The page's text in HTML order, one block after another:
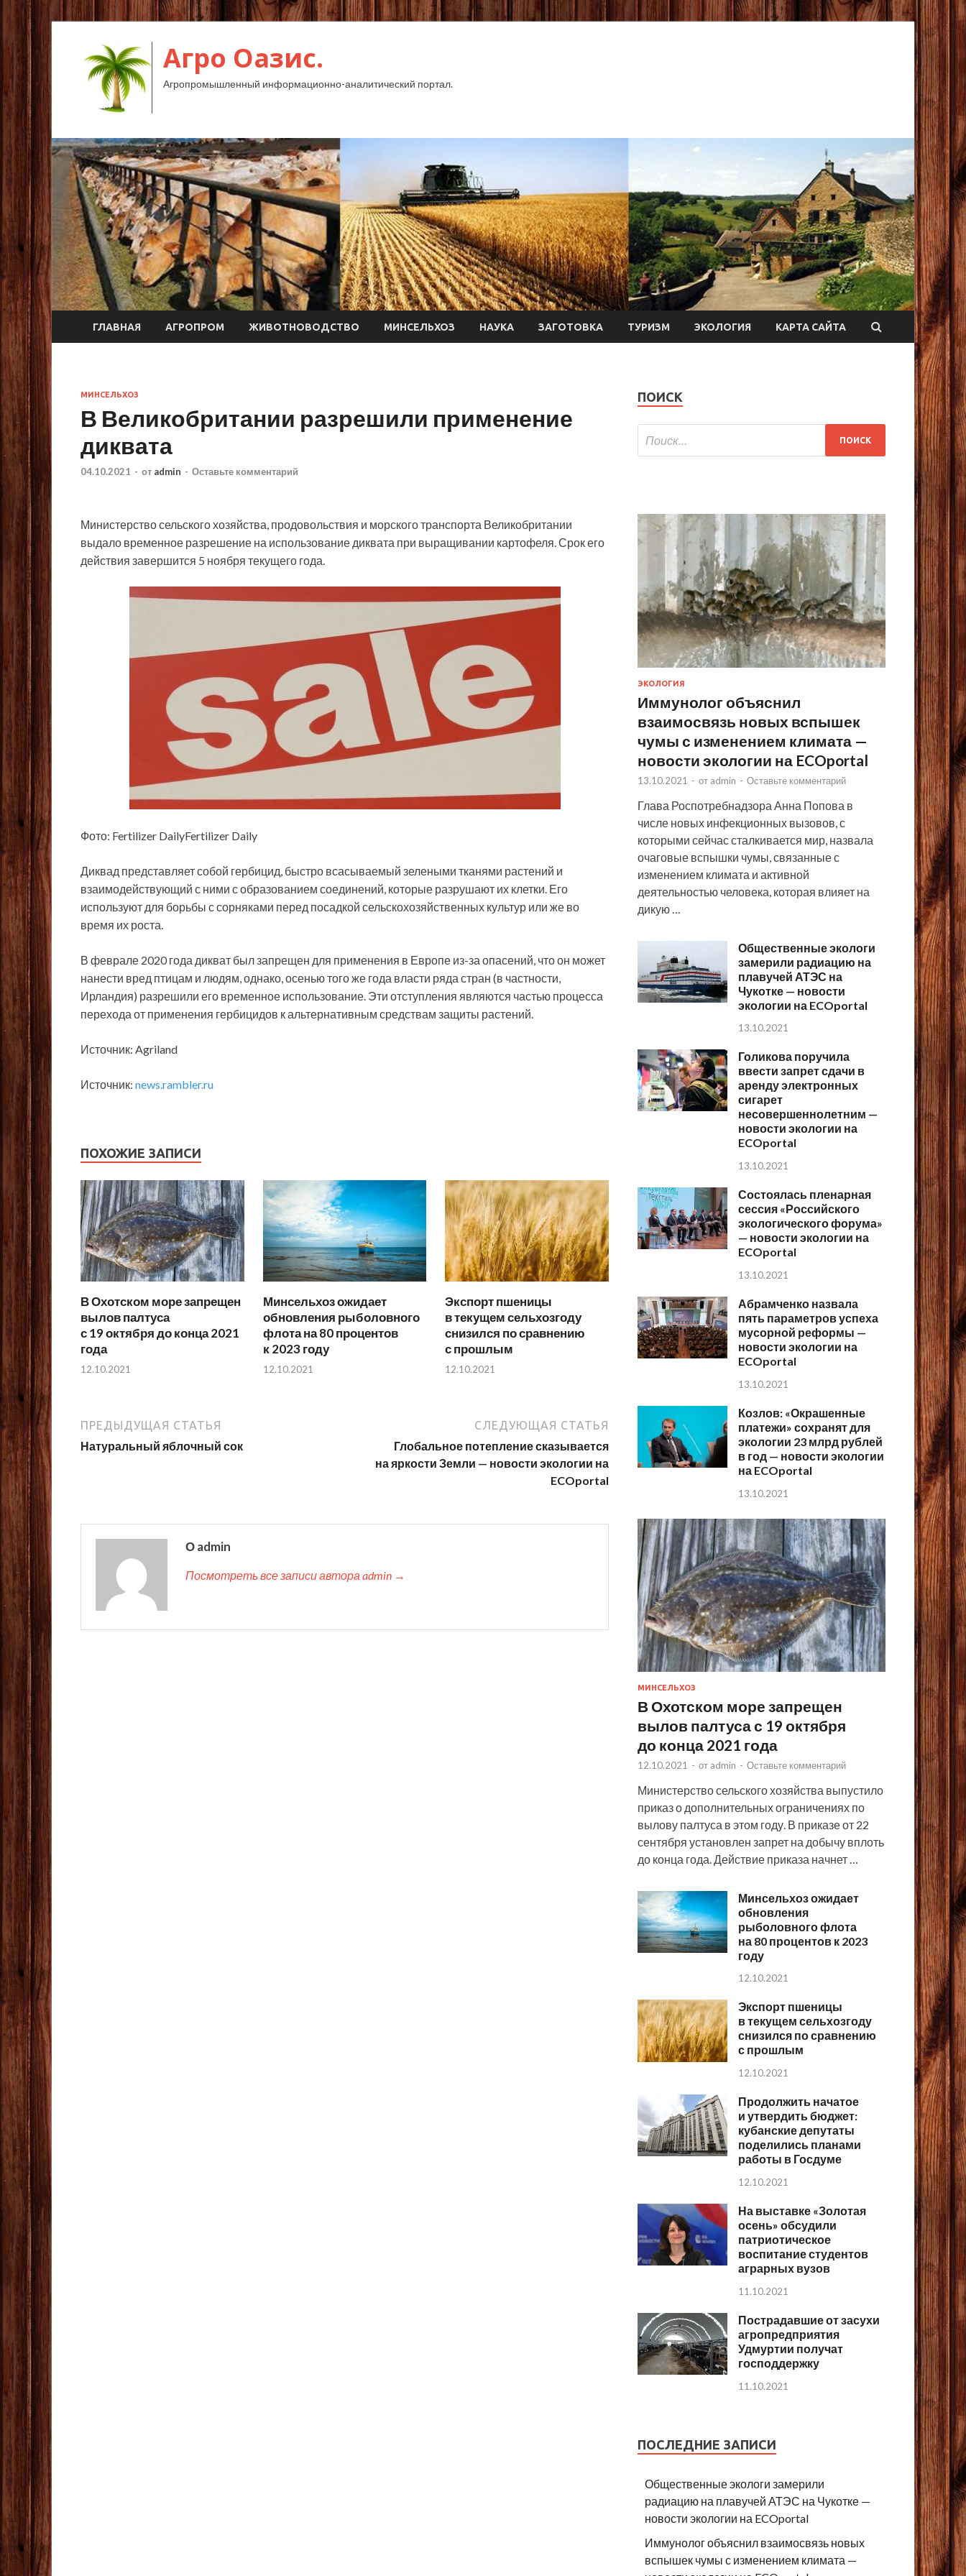
Агро Оазис.
Агропромышленный информационно-аналитический портал.
ГЛАВНАЯ АГРОПРОМ ЖИВОТНОВОДСТВО МИНСЕЛЬХОЗ НАУКА ЗАГОТОВКА ТУРИЗМ ЭКОЛОГИЯ КАРТА САЙТА
МИНСЕЛЬХОЗ
В Великобритании разрешили применение
диквата
04.10.2021 - от admin - Оставьте комментарий
Министерство сельского хозяйства, продовольствия и морского транспорта Великобритании
выдало временное разрешение на использование диквата при выращивании картофеля. Срок его
действия завершится 5 ноября текущего года.
Фото: Fertilizer DailyFertilizer Daily
Диквад представляет собой гербицид, быстро всасываемый зелеными тканями растений и
взаимодействующий с ними с образованием соединений, которые разрушают их клетки. Его
используют для борьбы с сорняками перед посадкой сельскохозяйственных культур или же во
время их роста.
В феврале 2020 года дикват был запрещен для применения в Европе из-за опасений, что он может
нанести вред птицам и людям, однако, осенью того же года власти ряда стран (в частности,
Ирландия) разрешили его временное использование. Эти отступления являются частью процесса
перехода от применения гербицидов к альтернативным средствам защиты растений.
Источник: Agriland
Источник: news.rambler.ru
ПОХОЖИЕ ЗАПИСИ
В Охотском море запрещен
вылов палтуса
с 19 октября до конца 2021
года
12.10.2021
Минсельхоз ожидает
обновления рыболовного
флота на 80 процентов
к 2023 году
12.10.2021
Экспорт пшеницы
в текущем сельхозгоду
снизился по сравнению
с прошлым
12.10.2021
ПРЕДЫДУЩАЯ СТАТЬЯ
Натуральный яблочный сок
СЛЕДУЮЩАЯ СТАТЬЯ
Глобальное потепление сказывается
на яркости Земли — новости экологии на
ECOportal
О admin
Посмотреть все записи автора admin →
ПОИСК
ЭКОЛОГИЯ
Иммунолог объяснил
взаимосвязь новых вспышек
чумы с изменением климата —
новости экологии на ECOportal
13.10.2021 - от admin - Оставьте комментарий
Глава Роспотребнадзора Анна Попова в
числе новых инфекционных вызовов, с
которыми сейчас сталкивается мир, назвала
очаговые вспышки чумы, связанные с
изменением климата и активной
деятельностью человека, которая влияет на
дикую …
Общественные экологи
замерили радиацию на
плавучей АТЭС на
Чукотке — новости
экологии на ECOportal
13.10.2021
Голикова поручила
ввести запрет сдачи в
аренду электронных
сигарет
несовершеннолетним —
новости экологии на
ECOportal
13.10.2021
Состоялась пленарная
сессия «Российского
экологического форума»
— новости экологии на
ECOportal
13.10.2021
Абрамченко назвала
пять параметров успеха
мусорной реформы —
новости экологии на
ECOportal
13.10.2021
Козлов: «Окрашенные
платежи» сохранят для
экологии 23 млрд рублей
в год — новости экологии
на ECOportal
13.10.2021
МИНСЕЛЬХОЗ
В Охотском море запрещен
вылов палтуса с 19 октября
до конца 2021 года
12.10.2021 - от admin - Оставьте комментарий
Министерство сельского хозяйства выпустило
приказ о дополнительных ограничениях по
вылову палтуса в этом году. В приказе от 22
сентября установлен запрет на добычу вплоть
до конца года. Действие приказа начнет …
Минсельхоз ожидает
обновления
рыболовного флота
на 80 процентов к 2023
году
12.10.2021
Экспорт пшеницы
в текущем сельхозгоду
снизился по сравнению
с прошлым
12.10.2021
Продолжить начатое
и утвердить бюджет:
кубанские депутаты
поделились планами
работы в Госдуме
12.10.2021
На выставке «Золотая
осень» обсудили
патриотическое
воспитание студентов
аграрных вузов
11.10.2021
Пострадавшие от засухи
агропредприятия
Удмуртии получат
господдержку
11.10.2021
ПОСЛЕДНИЕ ЗАПИСИ
Общественные экологи замерили
радиацию на плавучей АТЭС на Чукотке —
новости экологии на ECOportal
Иммунолог объяснил взаимосвязь новых
вспышек чумы с изменением климата —